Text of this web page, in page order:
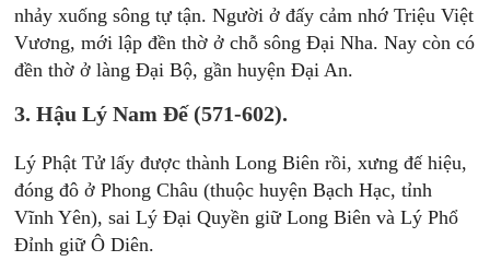
nhảy xuống sông tự tận. Người ở đấy cảm nhớ Triệu Việt
Vương, mới lập đền thờ ở chỗ sông Đại Nha. Nay còn có
đền thờ ở làng Đại Bộ, gần huyện Đại An.
3. Hậu Lý Nam Đế (571-602).
Lý Phật Tử lấy được thành Long Biên rồi, xưng đế hiệu,
đóng đô ở Phong Châu (thuộc huyện Bạch Hạc, tỉnh
Vĩnh Yên), sai Lý Đại Quyền giữ Long Biên và Lý Phổ
Đỉnh giữ Ô Diên.